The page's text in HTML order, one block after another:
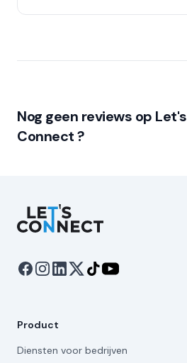
Nog geen reviews op Let's
Connect ?
Let's Connect
Product
Diensten voor bedrijven